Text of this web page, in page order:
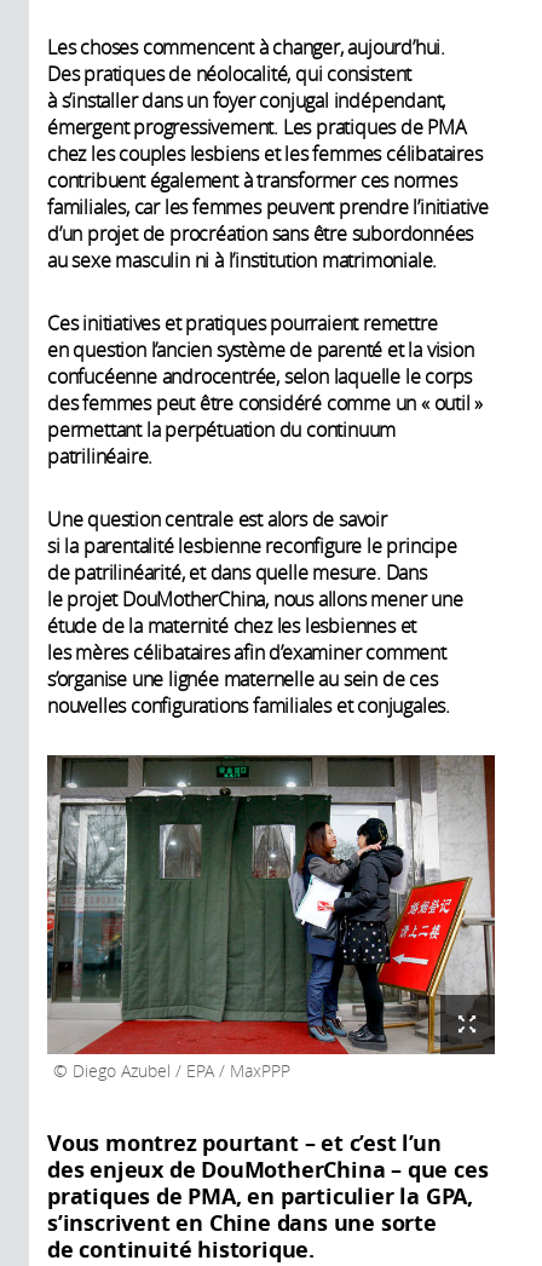
Les choses commencent à changer, aujourd’hui.
Des pratiques de néolocalité, qui consistent
à s’installer dans un foyer conjugal indépendant,
émergent progressivement. Les pratiques de PMA
chez les couples lesbiens et les femmes célibataires
contribuent également à transformer ces normes
familiales, car les femmes peuvent prendre l’initiative
d’un projet de procréation sans être subordonnées
au sexe masculin ni à l’institution matrimoniale.
Ces initiatives et pratiques pourraient remettre
en question l’ancien système de parenté et la vision
confucéenne androcentrée, selon laquelle le corps
des femmes peut être considéré comme un « outil »
permettant la perpétuation du continuum
patrilinéaire.
Une question centrale est alors de savoir
si la parentalité lesbienne reconfigure le principe
de patrilinéarité, et dans quelle mesure. Dans
le projet DouMotherChina, nous allons mener une
étude de la maternité chez les lesbiennes et
les mères célibataires afin d’examiner comment
s’organise une lignée maternelle au sein de ces
nouvelles configurations familiales et conjugales.
Diego Azubel / EPA / MaxPPP
Vous montrez pourtant – et c’est l’un
des enjeux de DouMotherChina – que ces
pratiques de PMA, en particulier la GPA,
s’inscrivent en Chine dans une sorte
de continuité historique.